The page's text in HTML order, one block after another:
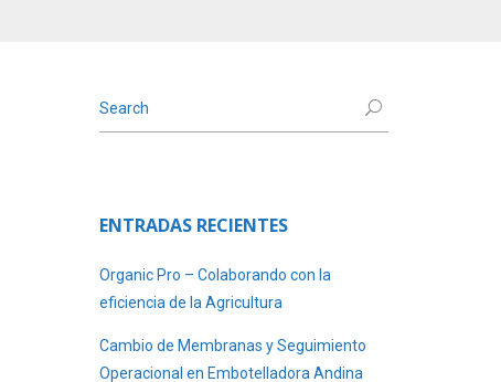
ENTRADAS RECIENTES
Organic Pro – Colaborando con la
eficiencia de la Agricultura
Cambio de Membranas y Seguimiento
Operacional en Embotelladora Andina